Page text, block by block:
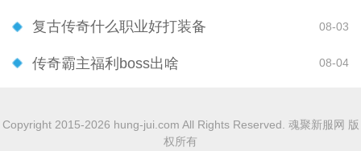
复古传奇什么职业好打装备 08-03
传奇霸主福利boss出啥 08-04
Copyright 2015-2026 hung-jui.com All Rights Reserved. 魂聚新服网 版
权所有